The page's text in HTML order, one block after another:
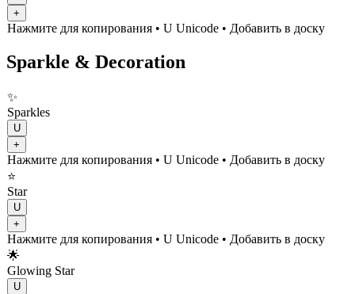
+
Нажмите для копирования • U Unicode • Добавить в доску
Sparkle & Decoration
✨
Sparkles
U
+
Нажмите для копирования • U Unicode • Добавить в доску
⭐
Star
U
+
Нажмите для копирования • U Unicode • Добавить в доску
🌟
Glowing Star
U